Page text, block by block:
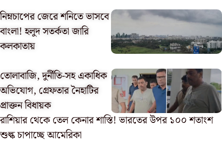
নিম্নচাপের জেরে শনিতে ভাসবে
বাংলা! হলুদ সতর্কতা জারি
কলকাতায়
তোলাবাজি, দুর্নীতি-সহ একাধিক
অভিযোগ, গ্রেফতার নৈহাটির
প্রাক্তন বিধায়ক
রাশিয়ার থেকে তেল কেনার শাস্তি! ভারতের উপর ১০০ শতাংশ
শুল্ক চাপাচ্ছে আমেরিকা